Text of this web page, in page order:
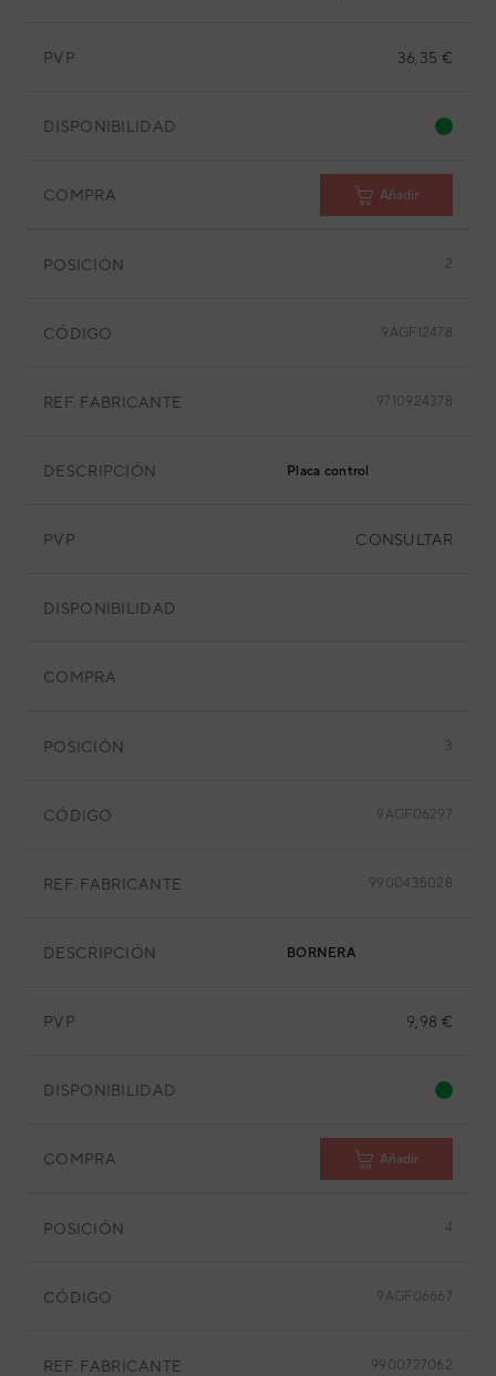
PVP 36,35 €
DISPONIBILIDAD
COMPRA Añadir
POSICIÓN 2
CÓDIGO 9AGF12478
REF. FABRICANTE 9710924378
DESCRIPCIÓN Placa control
PVP CONSULTAR
DISPONIBILIDAD
COMPRA
POSICIÓN 3
CÓDIGO 9AGF06297
REF. FABRICANTE 9900435028
DESCRIPCIÓN BORNERA
PVP 9,98 €
DISPONIBILIDAD
COMPRA Añadir
POSICIÓN 4
CÓDIGO 9AGF06667
REF. FABRICANTE 9900727062